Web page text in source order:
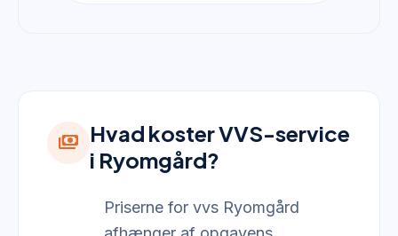
payments Hvad koster VVS-service
i Ryomgård?
Priserne for vvs Ryomgård